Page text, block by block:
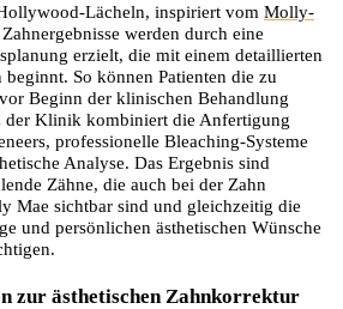
Lächeln, inspiriert vom Molly-
werden durch eine
erzielt, die mit einem detaillierten
So können Patienten die zu
Beginn der klinischen Behandlung
der Klinik kombiniert die Anfertigung
professionelle Bleaching-Systeme
Analyse. Das Ergebnis sind
Zähne, die auch bei der Zahn
Mae sichtbar sind und gleichzeitig die
und persönlichen ästhetischen Wünsche
zur ästhetischen Zahnkorrektur